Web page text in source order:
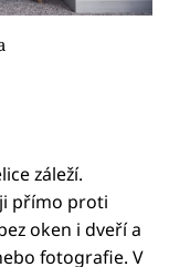
záleží.
přímo proti
oken i dveří a
fotografie. V